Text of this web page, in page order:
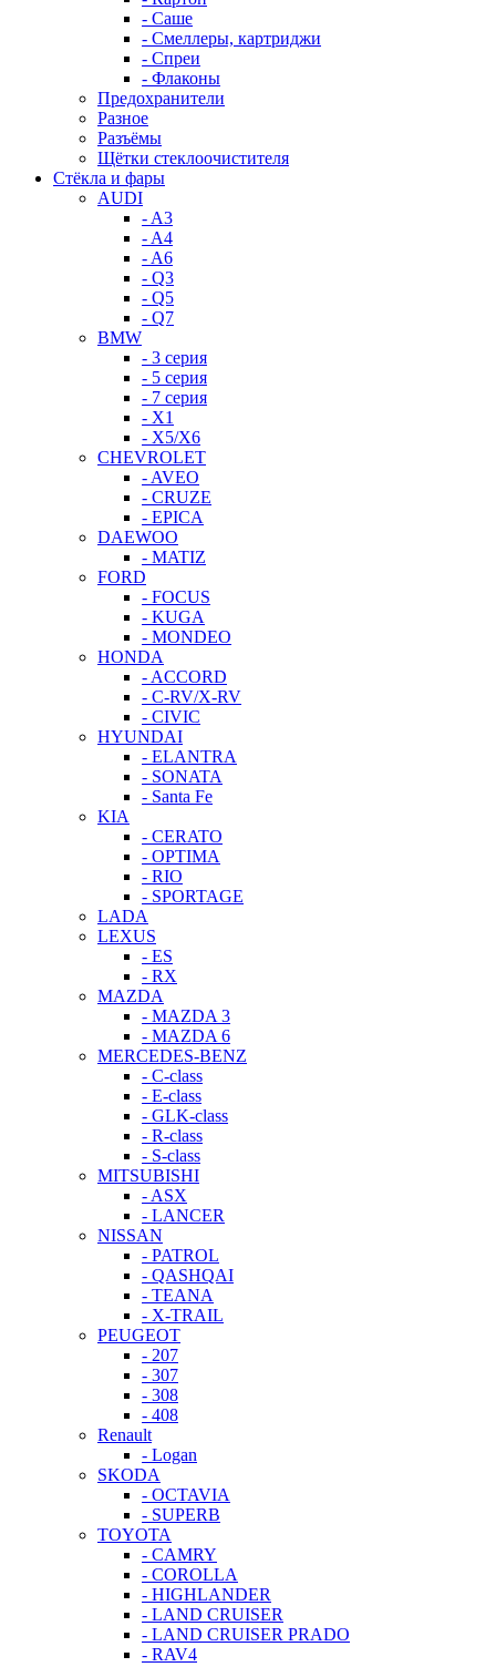
- Саше
- Смеллеры, картриджи
- Спреи
- Флаконы
Предохранители
Разное
Разъёмы
Щётки стеклоочистителя
Стёкла и фары
AUDI
- A3
- A4
- A6
- Q3
- Q5
- Q7
BMW
- 3 серия
- 5 серия
- 7 серия
- X1
- X5/X6
CHEVROLET
- AVEO
- CRUZE
- EPICA
DAEWOO
- MATIZ
FORD
- FOCUS
- KUGA
- MONDEO
HONDA
- ACCORD
- C-RV/X-RV
- CIVIC
HYUNDAI
- ELANTRA
- SONATA
- Santa Fe
KIA
- CERATO
- OPTIMA
- RIO
- SPORTAGE
LADA
LEXUS
- ES
- RX
MAZDA
- MAZDA 3
- MAZDA 6
MERCEDES-BENZ
- C-class
- E-class
- GLK-class
- R-class
- S-class
MITSUBISHI
- ASX
- LANCER
NISSAN
- PATROL
- QASHQAI
- TEANA
- X-TRAIL
PEUGEOT
- 207
- 307
- 308
- 408
Renault
- Logan
SKODA
- OCTAVIA
- SUPERB
TOYOTA
- CAMRY
- COROLLA
- HIGHLANDER
- LAND CRUISER
- LAND CRUISER PRADO
- RAV4